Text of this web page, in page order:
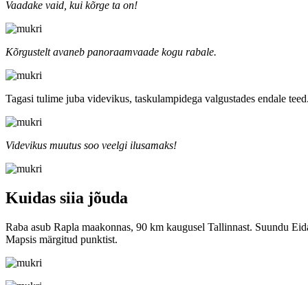
Vaadake vaid, kui kõrge ta on!
Kõrgustelt avaneb panoraamvaade kogu rabale.
Tagasi tulime juba videvikus, taskulampidega valgustades endale
Videvikus muutus soo veelgi ilusamaks!
Kuidas siia jõuda
Raba asub Rapla maakonnas, 90 km kaugusel Tallinnast. Suundu
Mapsis märgitud punktist.